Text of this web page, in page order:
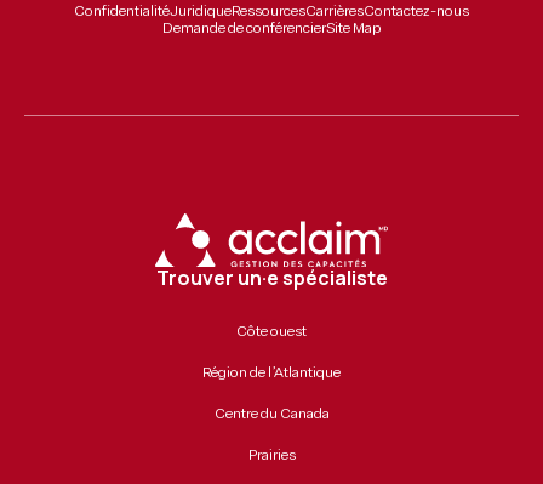
ConfidentialitéJuridiqueRessourcesCarrièresContactez-nous
Demande de conférencierSite Map
Trouver un·e spécialiste
Côte ouest
Région de l’Atlantique
Centre du Canada
Prairies